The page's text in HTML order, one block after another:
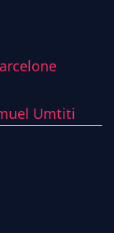
Umtiti